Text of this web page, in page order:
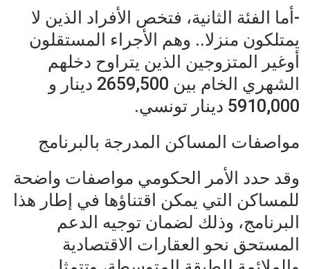
-أما الفئة الثانية، فتخص الأفراد الذين لا
يمتلكون منزلا.. وهم الأجراء المستقلون
أوغير المتزوجين الذين يتراوح دخلهم
الشهري الخام بين 2659,500 دينار و
5910,000 دينار تونسي.
مواصفات المساكن المدرجة بالبرنامج
وقد حدد الأمر الحكومي مواصفات واضحة
للمساكن التي يمكن اقتناؤها في إطار هذا
البرنامج، وذلك لضمان توجيه الدعم
المستحق نحو العقارات الاقتصادية